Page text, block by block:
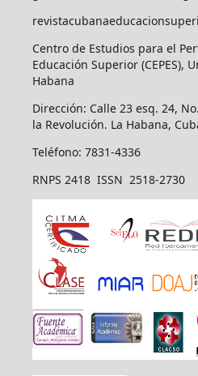
Centro de Estudios para el
Educación Superior (CEPES),
Habana
Dirección: Calle 23 esq. 24,
la Revolución. La Habana,
Teléfono: 7831-4336
RNPS 2418 ISSN 2518-2730